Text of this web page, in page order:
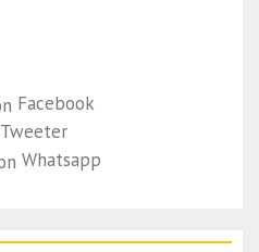
Facebook
Tweeter
Whatsapp